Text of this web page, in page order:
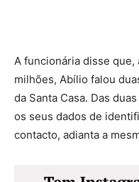
A funcionária disse que,
milhões, Abílio falou
da Santa Casa. Das
os seus dados de
contacto, adianta a